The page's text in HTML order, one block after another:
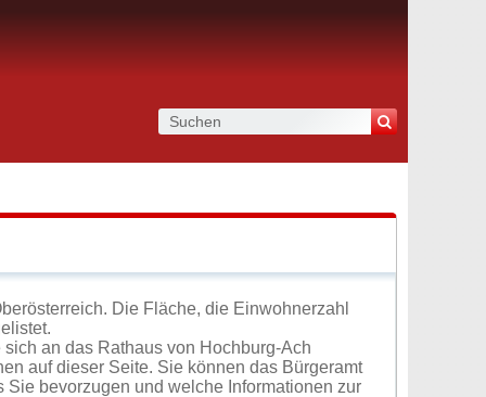
Die Fläche, die Einwohnerzahl
an das Rathaus von Hochburg-Ach
auf dieser Seite. Sie können das Bürgeramt
bevorzugen und welche Informationen zur